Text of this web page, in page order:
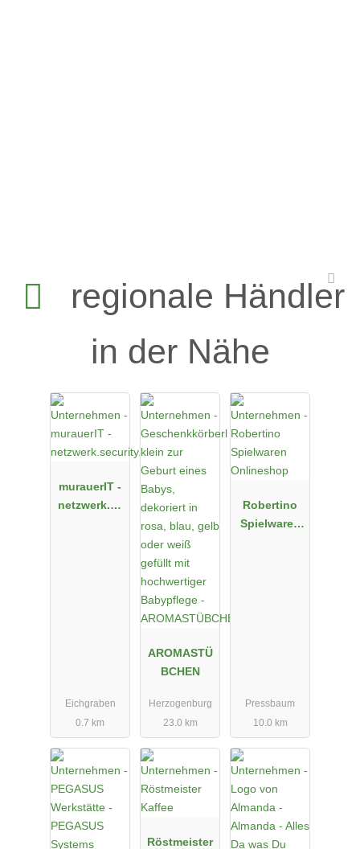
regionale Händler
in der Nähe
murauerIT -
netzwerk.se
Eichgraben
0.7 km
AROMASTÜ
BCHEN
Herzogenburg
23.0 km
Robertino
Spielwaren
Pressbaum
10.0 km
Röstmeister